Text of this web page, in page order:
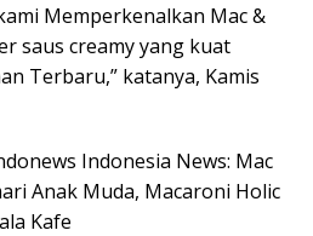
Memperkenalkan Mac &
saus creamy yang kuat
Terbaru,” katanya, Kamis
Indonesia News: Mac
Anak Muda, Macaroni Holic
Kafe